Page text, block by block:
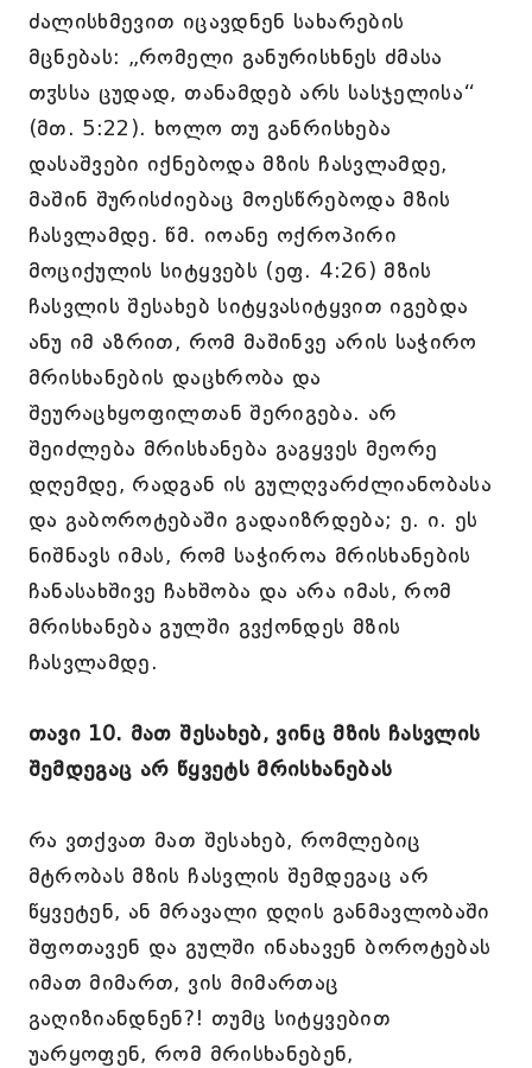
ძალისხმევით იცავდნენ სახარების
მცნებას: „რომელი განურისხნეს ძმასა
თჳსსა ცუდად, თანამდებ არს სასჯელისა“
(მთ. 5:22). ხოლო თუ განრისხება
დასაშვები იქნებოდა მზის ჩასვლამდე,
მაშინ შურისძიებაც მოესწრებოდა მზის
ჩასვლამდე. წმ. იოანე ოქროპირი
მოციქულის სიტყვებს (ეფ. 4:26) მზის
ჩასვლის შესახებ სიტყვასიტყვით იგებდა
ანუ იმ აზრით, რომ მაშინვე არის საჭირო
მრისხანების დაცხრობა და
შეურაცხყოფილთან შერიგება. არ
შეიძლება მრისხანება გაგყვეს მეორე
დღემდე, რადგან ის გულღვარძლიანობასა
და გაბოროტებაში გადაიზრდება; ე. ი. ეს
ნიშნავს იმას, რომ საჭიროა მრისხანების
ჩანასახშივე ჩახშობა და არა იმას, რომ
მრისხანება გულში გვქონდეს მზის
ჩასვლამდე.
თავი 10. მათ შესახებ, ვინც მზის ჩასვლის
შემდეგაც არ წყვეტს მრისხანებას
რა ვთქვათ მათ შესახებ, რომლებიც
მტრობას მზის ჩასვლის შემდეგაც არ
წყვეტენ, ან მრავალი დღის განმავლობაში
შფოთავენ და გულში ინახავენ ბოროტებას
იმათ მიმართ, ვის მიმართაც
გაღიზიანდნენ?! თუმც სიტყვებით
უარყოფენ, რომ მრისხანებენ,